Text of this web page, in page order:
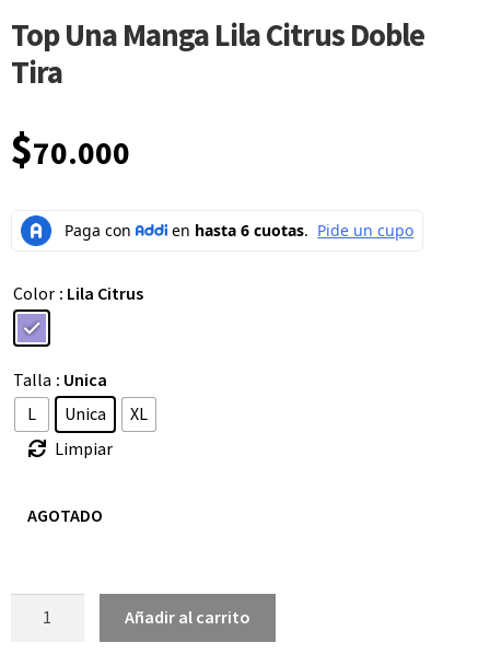
Top Una Manga Lila Citrus Doble
Tira
$70.000
Color : Lila Citrus
Talla : Unica
L
Unica
XL
Limpiar
AGOTADO
Añadir al carrito